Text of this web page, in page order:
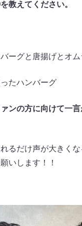
教えてください。
グと唐揚げとオム
たハンバーグ
ンの方に向けて一言
るだけ声が大きく
いします！！